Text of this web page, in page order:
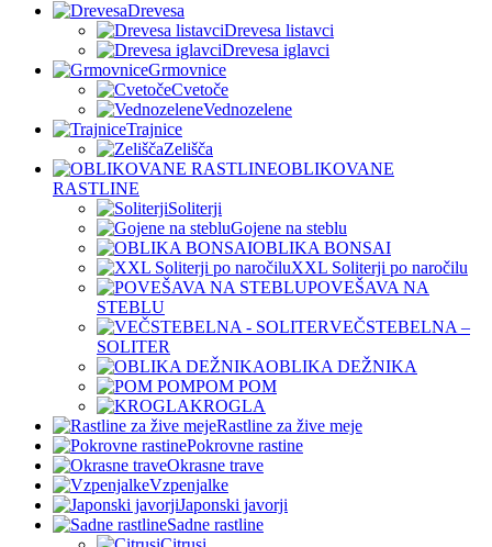
Drevesa
Drevesa listavci
Drevesa iglavci
Grmovnice
Cvetoče
Vednozelene
Trajnice
Zelišča
OBLIKOVANE
RASTLINE
Soliterji
Gojene na steblu
OBLIKA BONSAI
XXL Soliterji po naročilu
POVEŠAVA NA
STEBLU
VEČSTEBELNA –
SOLITER
OBLIKA DEŽNIKA
POM POM
KROGLA
Rastline za žive meje
Pokrovne rastine
Okrasne trave
Vzpenjalke
Japonski javorji
Sadne rastline